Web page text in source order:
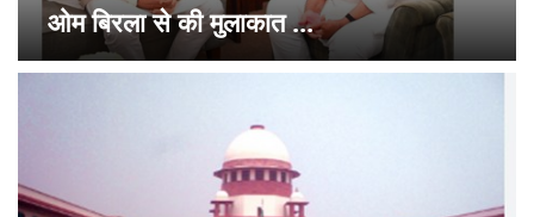
ओम बिरला से की मुलाकात ...